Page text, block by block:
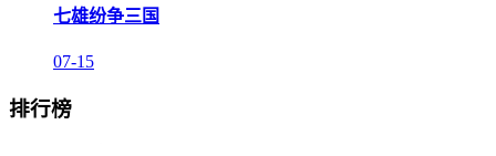
七雄纷争三国
07-15
排行榜